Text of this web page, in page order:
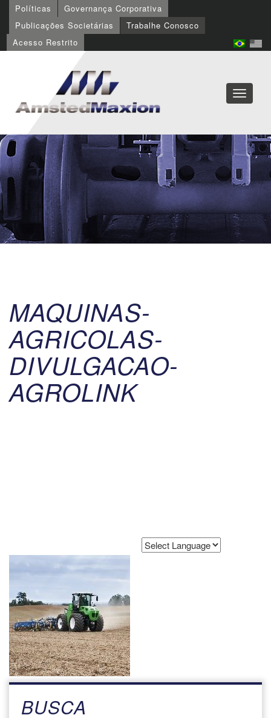
Políticas
Governança Corporativa
Publicações Societárias
Trabalhe Conosco
Acesso Restrito
MAQUINAS-
AGRICOLAS-
DIVULGACAO-
AGROLINK
BUSCA